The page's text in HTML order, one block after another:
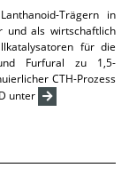
Trägern in
und als wirtschaftlich
für die
Furfural zu 1,5-
CTH-Prozess
unter